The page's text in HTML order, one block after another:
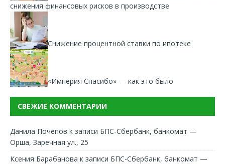
снижения финансовых рисков в производстве
Снижение процентной ставки по ипотеке
«Империя Спасибо» — как это было
СВЕЖИЕ КОММЕНТАРИИ
Данила Почепов к записи БПС-Сбербанк, банкомат —
Орша, Заречная ул., 25
Ксения Барабанова к записи БПС-Сбербанк, банкомат —